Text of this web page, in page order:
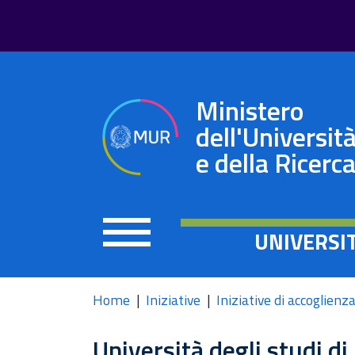
Ministero
dell'Università
e della Ricerca
Home Iniziative Iniziative di accoglienza